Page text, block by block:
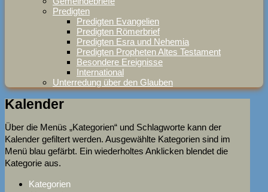
Predigten
Predigten Evangelien
Predigten Römerbrief
Predigten Esra und Nehemia
Predigten Propheten Altes Testament
Besondere Ereignisse
International
Unterredung über den Glauben
Kalender
Über die Menüs „Kategorien“ und Schlagworte kann der
Kalender gefiltert werden. Ausgewählte Kategorien sind im
Menü blau gefärbt. Ein wiederholtes Anklicken blendet die
Kategorie aus.
Kategorien